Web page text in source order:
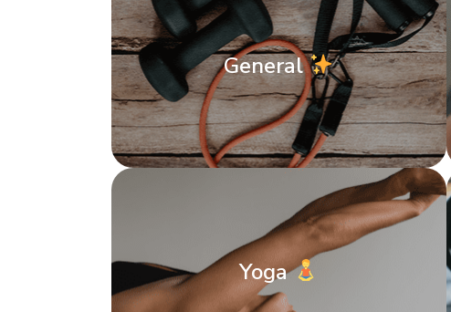
General
Yoga